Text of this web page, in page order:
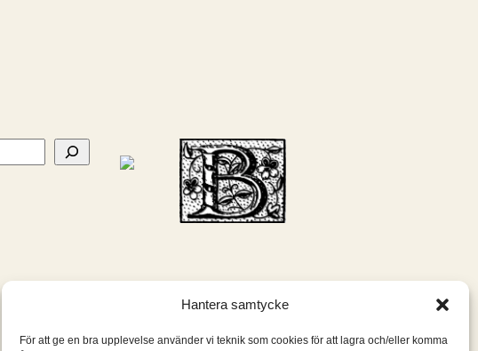
Hantera samtycke
För att ge en bra upplevelse använder vi teknik som cookies för att lagra och/eller komma